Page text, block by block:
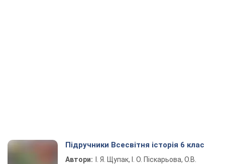
Підручники Всесвітня історія 6 клас
Автори:
І. Я. Щупак, І. О. Піскарьова, О.В.